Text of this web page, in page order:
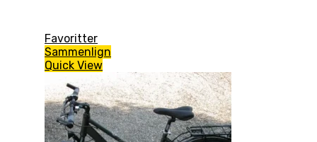
Favoritter
Sammenlign
Quick View